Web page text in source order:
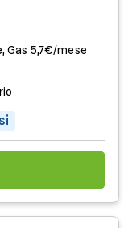
Gas 5,7€/mese